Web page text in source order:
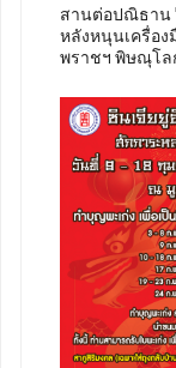
สานต่อปณิธาน
หลังหนุนเครื่อง
พราชฯ พิษณุโล